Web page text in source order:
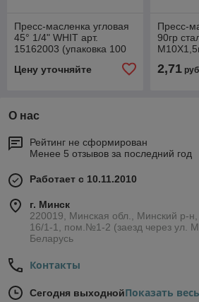
Пресс-масленка угловая
45° 1/4" WHIT арт.
15162003 (упаковка 100
Цену уточняйте
Пресс-
90гр
2,71
О нас
Рейтинг не сформирован
Менее 5 отзывов за последний год
Работает с 10.11.2010
г. Минск
220019, Минская обл., Минский р-
16/1-1, пом.№1-2 (заезд через ул.
Беларусь
Контакты
Сегодня выходнойПоказать